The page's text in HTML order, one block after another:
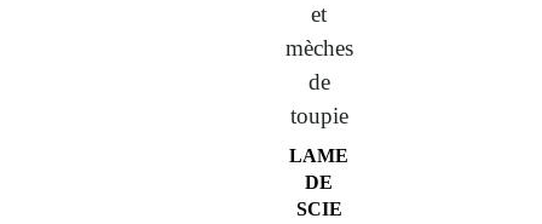
et
mèches
de
toupie
LAME
DE
SCIE